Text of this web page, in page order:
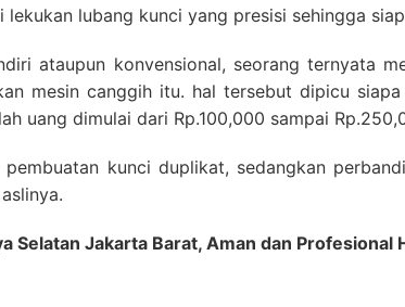
lubang kunci yang presisi sehingga
ataupun konvensional, seorang ternyata
mesin canggih itu. hal tersebut dipicu
uang dimulai dari Rp.100,000 sampai
kunci duplikat, sedangkan
Selatan Jakarta Barat, Aman dan Profesional